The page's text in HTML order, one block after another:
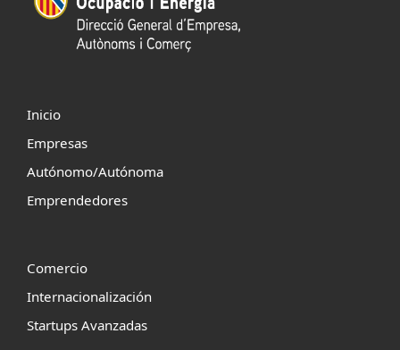
Inicio
Empresas
Autónomo/Autónoma
Emprendedores
Comercio
Internacionalización
Startups Avanzadas